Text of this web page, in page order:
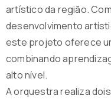
artístico da região.
desenvolvimento
este projeto oferece
combinando
alto nível.
A orquestra realiza